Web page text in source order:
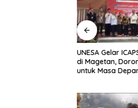
UNESA Gelar
di Magetan,
untuk Masa